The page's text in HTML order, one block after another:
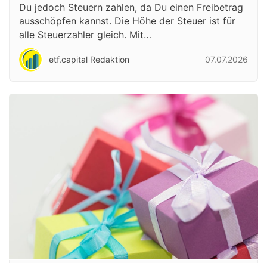
Du jedoch Steuern zahlen, da Du einen Freibetrag
ausschöpfen kannst. Die Höhe der Steuer ist für
alle Steuerzahler gleich. Mit…
etf.capital Redaktion 07.07.2026